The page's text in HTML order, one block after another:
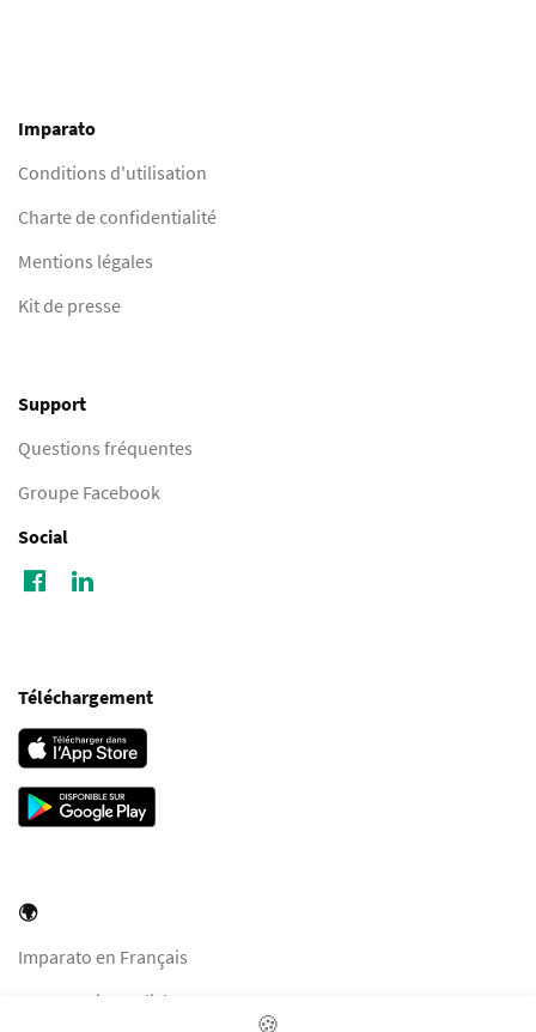
Imparato
Conditions d'utilisation
Charte de confidentialité
Mentions légales
Kit de presse
Support
Questions fréquentes
Groupe Facebook
Social
Téléchargement
🌍
Imparato en Français
Imparato in English
🍪